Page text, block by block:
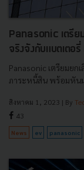
Panasonic เตรีย
จริงจังกับแบตเตอรี่
Panasonic เตรียมย
ภาระหนี้สิน พร้อมหันม
สิงหาคม 1, 2023 | By
43
News ev panasonic